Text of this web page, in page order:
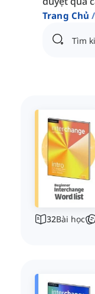
Trang Chủ
32Bài học